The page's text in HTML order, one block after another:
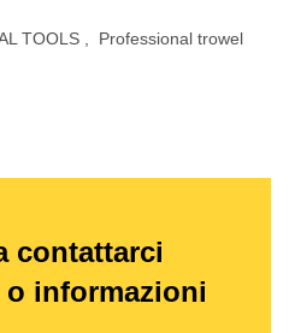
TOOLS Professional trowel
contattarci
informazioni